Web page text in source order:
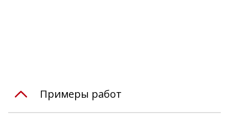
Примеры работ